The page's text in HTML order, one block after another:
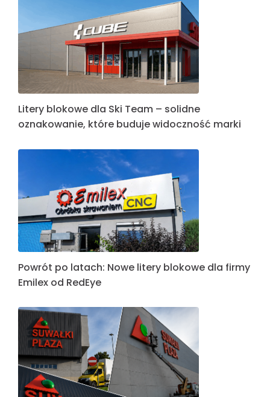
Litery blokowe dla Ski Team – solidne
oznakowanie, które buduje widoczność marki
Powrót po latach: Nowe litery blokowe dla firmy
Emilex od RedEye